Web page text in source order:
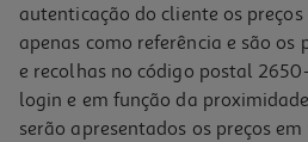
autenticação do cliente os
apenas como referência e são
e recolhas no código postal
login e em função da
serão apresentados os preços